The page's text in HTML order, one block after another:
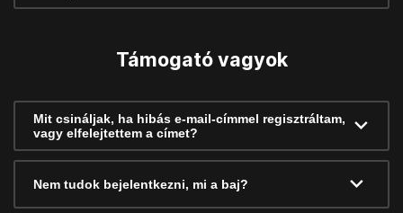
Támogató vagyok
Mit csináljak, ha hibás e-mail-címmel regisztráltam,
vagy elfelejtettem a címet?
Nem tudok bejelentkezni, mi a baj?